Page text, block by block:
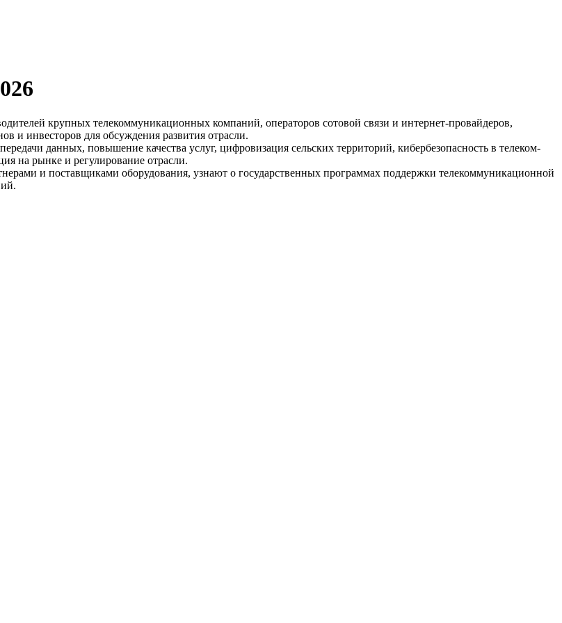
крупных телекоммуникационных компаний, операторов сотовой связи и интернет-провайдеров,
и инвесторов для обсуждения развития отрасли.
данных, повышение качества услуг, цифровизация сельских территорий, кибербезопасность в телеком-
на рынке и регулирование отрасли.
и поставщиками оборудования, узнают о государственных программах поддержки телекоммуникационной